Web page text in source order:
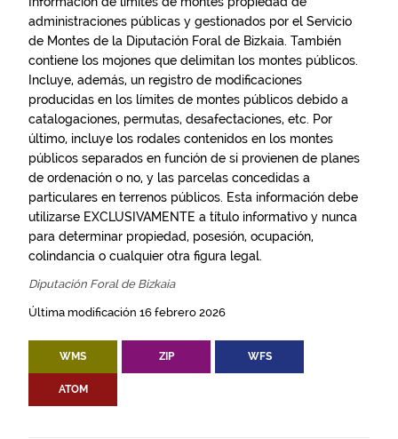
administraciones públicas y gestionados por el Servicio
de Montes de la Diputación Foral de Bizkaia. También
contiene los mojones que delimitan los montes públicos.
Incluye, además, un registro de modificaciones
producidas en los límites de montes públicos debido a
catalogaciones, permutas, desafectaciones, etc. Por
último, incluye los rodales contenidos en los montes
públicos separados en función de si provienen de planes
de ordenación o no, y las parcelas concedidas a
particulares en terrenos públicos. Esta información debe
utilizarse EXCLUSIVAMENTE a título informativo y nunca
para determinar propiedad, posesión, ocupación,
colindancia o cualquier otra figura legal.
Diputación Foral de Bizkaia
Última modificación 16 febrero 2026
WMS ZIP WFS
ATOM